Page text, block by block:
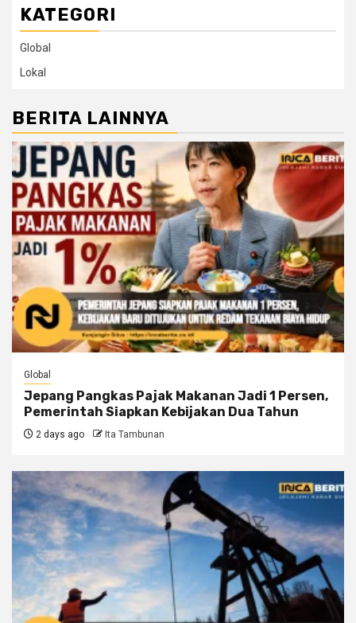
KATEGORI
Global
Lokal
BERITA LAINNYA
Global
Jepang Pangkas Pajak Makanan Jadi 1 Persen,
Pemerintah Siapkan Kebijakan Dua Tahun
2 days ago Ita Tambunan